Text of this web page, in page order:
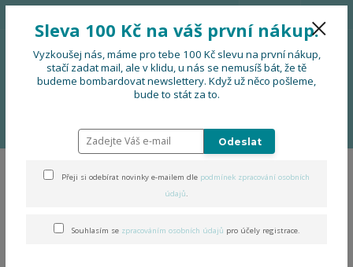
Menu
0 Kč
Trocha folkloru neuškodí -
tričko s prodlouženými zády
Sleva 100 Kč na váš první nákup.
Vyzkoušej nás, máme pro tebe 100 Kč slevu na první nákup,
stačí zadat mail, ale v klidu, u nás se nemusíš bát, že tě
budeme bombardovat newslettery. Když už něco pošleme,
bude to stát za to.
Odeslat
Přeji si odebírat novinky e-mailem dle podmínek zpracování osobních
údajů.
Souhlasím se zpracováním osobních údajů pro účely registrace.